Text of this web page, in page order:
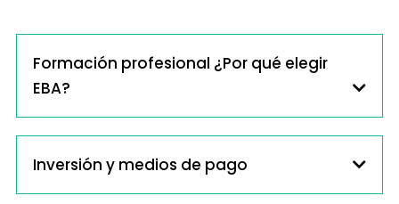
Formación profesional ¿Por qué elegir
EBA?
Inversión y medios de pago